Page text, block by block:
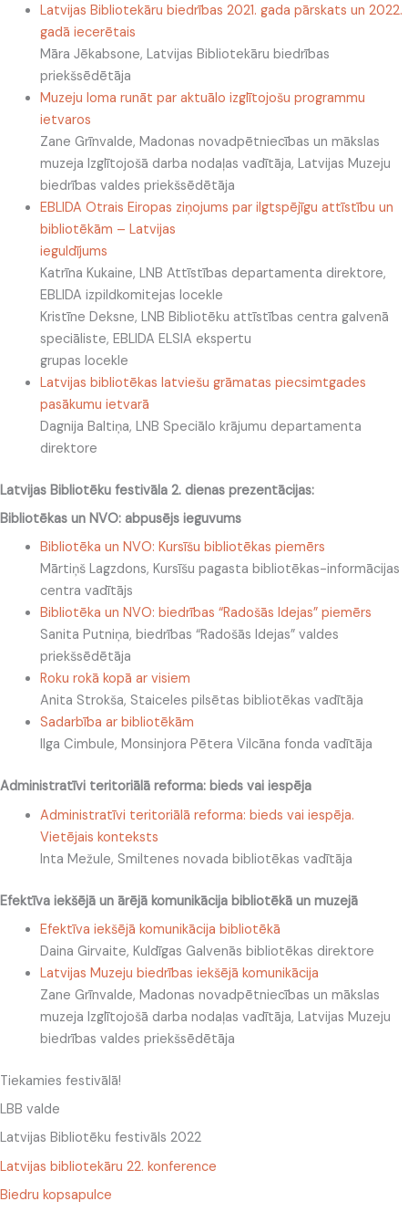
Latvijas Bibliotekāru biedrības 2021. gada pārskats un 2022.
gadā iecerētais
Māra Jēkabsone, Latvijas Bibliotekāru biedrības
priekšsēdētāja
Muzeju loma runāt par aktuālo izglītojošu programmu
ietvaros
Zane Grīnvalde, Madonas novadpētniecības un mākslas
muzeja Izglītojošā darba nodaļas vadītāja, Latvijas Muzeju
biedrības valdes priekšsēdētāja
EBLIDA Otrais Eiropas ziņojums par ilgtspējīgu attīstību un
bibliotēkām – Latvijas
ieguldījums
Katrīna Kukaine, LNB Attīstības departamenta direktore,
EBLIDA izpildkomitejas locekle
Kristīne Deksne, LNB Bibliotēku attīstības centra galvenā
speciāliste, EBLIDA ELSIA ekspertu
grupas locekle
Latvijas bibliotēkas latviešu grāmatas piecsimtgades
pasākumu ietvarā
Dagnija Baltiņa, LNB Speciālo krājumu departamenta
direktore
Latvijas Bibliotēku festivāla 2. dienas prezentācijas:
Bibliotēkas un NVO: abpusējs ieguvums
Bibliotēka un NVO: Kursīšu bibliotēkas piemērs
Mārtiņš Lagzdons, Kursīšu pagasta bibliotēkas-informācijas
centra vadītājs
Bibliotēka un NVO: biedrības “Radošās Idejas” piemērs
Sanita Putniņa, biedrības “Radošās Idejas” valdes
priekšsēdētāja
Roku rokā kopā ar visiem
Anita Strokša, Staiceles pilsētas bibliotēkas vadītāja
Sadarbība ar bibliotēkām
Ilga Cimbule, Monsinjora Pētera Vilcāna fonda vadītāja
Administratīvi teritoriālā reforma: bieds vai iespēja
Administratīvi teritoriālā reforma: bieds vai iespēja.
Vietējais konteksts
Inta Mežule, Smiltenes novada bibliotēkas vadītāja
Efektīva iekšējā un ārējā komunikācija bibliotēkā un muzejā
Efektīva iekšējā komunikācija bibliotēkā
Daina Girvaite, Kuldīgas Galvenās bibliotēkas direktore
Latvijas Muzeju biedrības iekšējā komunikācija
Zane Grīnvalde, Madonas novadpētniecības un mākslas
muzeja Izglītojošā darba nodaļas vadītāja, Latvijas Muzeju
biedrības valdes priekšsēdētāja
Tiekamies festivālā!
LBB valde
Latvijas Bibliotēku festivāls 2022
Latvijas bibliotekāru 22. konference
Biedru kopsapulce